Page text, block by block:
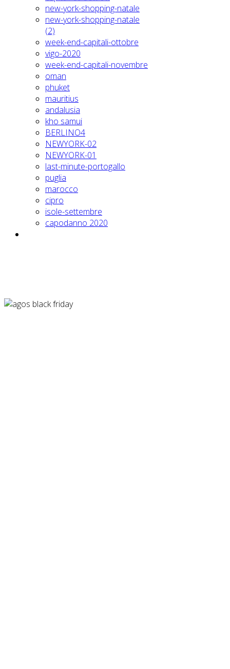
new-york-shopping-natale
new-york-shopping-natale
(2)
week-end-capitali-ottobre
vigo-2020
week-end-capitali-novembre
oman
phuket
mauritius
andalusia
kho samui
BERLINO4
NEWYORK-02
NEWYORK-01
last-minute-portogallo
puglia
marocco
cipro
isole-settembre
capodanno 2020